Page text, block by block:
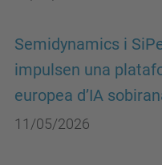
Semidynamics i
impulsen una
europea d’IA
11/05/2026